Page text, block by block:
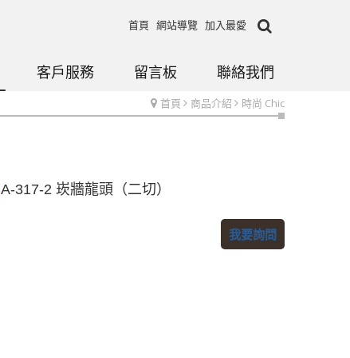
首頁 網站導覽 加入最愛
客戶服務 留言板 聯絡我們
首頁 商品介紹 時尚 Chic
A-317-2 崁牆龍頭（二切）
我要詢問